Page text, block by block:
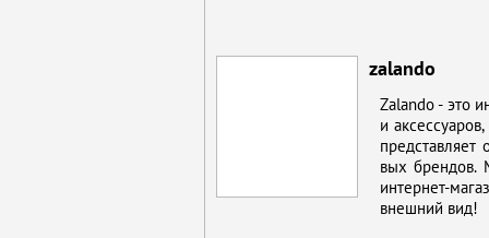
zalando
Zalando - это
и
вых брен­дов.
ин­тернет-
внеш­ний вид!